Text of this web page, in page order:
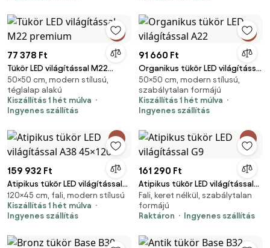
77 378 Ft
Tükör LED világítással M22
premium
50×50 cm, modern stílusú,
téglalap alakú
Kiszállítás 1 hét múlva
Ingyenes szállítás
91 660 Ft
Organikus tükör LED világítással
A22
50×50 cm, modern stílusú,
szabálytalan formájú
Kiszállítás 1 hét múlva
Ingyenes szállítás
159 932 Ft
Atipikus tükör LED világítással
A38 45×120
120×45 cm, fali, modern stílusú
Kiszállítás 1 hét múlva
Ingyenes szállítás
161 290 Ft
Atipikus tükör LED világítással
G9
Fali, keret nélkül, szabálytalan
formájú
Raktáron
Ingyenes szállítás